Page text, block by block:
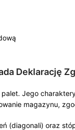
Deklarację
Jego
magazynu,
(diagonali) oraz